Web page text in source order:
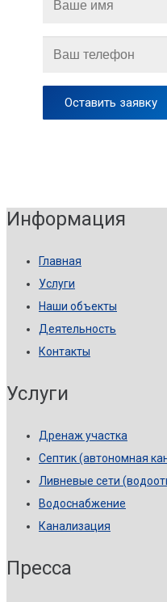
Информация
Главная
Услуги
Наши объекты
Деятельность
Контакты
Услуги
Дренаж участка
Септик (автономная
Ливневые сети
Водоснабжение
Канализация
Пресса